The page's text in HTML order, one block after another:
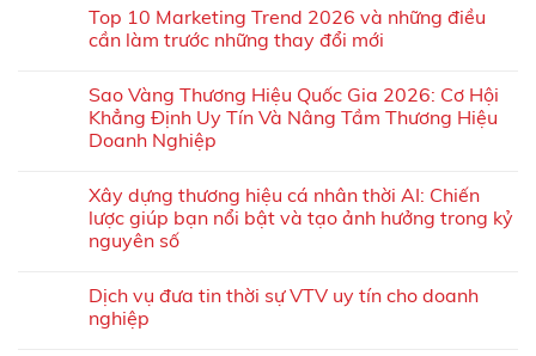
Top 10 Marketing Trend 2026 và những điều
cần làm trước những thay đổi mới
Sao Vàng Thương Hiệu Quốc Gia 2026: Cơ Hội
Khẳng Định Uy Tín Và Nâng Tầm Thương Hiệu
Doanh Nghiệp
Xây dựng thương hiệu cá nhân thời AI: Chiến
lược giúp bạn nổi bật và tạo ảnh hưởng trong kỷ
nguyên số
Dịch vụ đưa tin thời sự VTV uy tín cho doanh
nghiệp